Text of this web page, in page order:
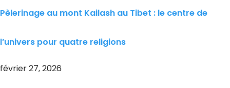
Pèlerinage au mont Kailash au Tibet : le centre de
l’univers pour quatre religions
février 27, 2026